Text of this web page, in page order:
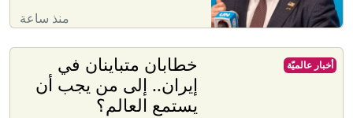
منذ ساعة
خطابان متباينان في
إيران.. إلى من يجب أن
يستمع العالم؟
أخبار عالميّة